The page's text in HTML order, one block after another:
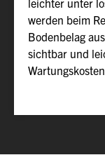
werden beim
Bodenbelag
sichtbar und